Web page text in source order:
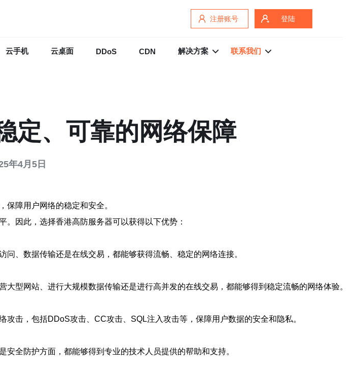
注册账号 登陆
云手机 云桌面 DDoS CDN 解决方案 联系我们
定、可靠的网络保障
年4月5日
保障用户网络的稳定和安全。
因此，选择香港高防服务器可以获得以下优势：
、数据传输还是在线交易，都能够获得流畅、稳定的网络连接。
型网站、进行大规模数据传输还是进行高并发的在线交易，都能够得到稳定流畅的网络体验。
击，包括DDoS攻击、CC攻击、SQL注入攻击等，保障用户数据的安全和隐私。
全防护方面，都能够得到专业的技术人员提供的帮助和支持。